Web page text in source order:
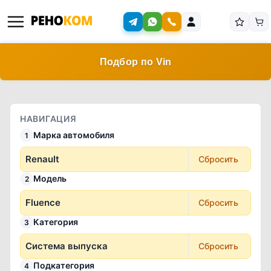
Подбор по Vin
НАВИГАЦИЯ
1 Марка автомобиля
Renault Сбросить
2 Модель
Fluence Сбросить
3 Категория
Система выпуска Сбросить
4 Подкатегория